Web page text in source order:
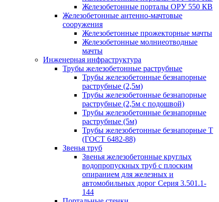
Железобетонные порталы ОРУ 550 КВ
Железобетонные антенно-мачтовые
сооружения
Железобетонные прожекторные мачты
Железобетонные молниеотводные
мачты
Инженерная инфраструктура
Трубы железобетонные раструбные
Трубы железобетонные безнапорные
раструбные (2,5м)
Трубы железобетонные безнапорные
раструбные (2,5м с подошвой)
Трубы железобетонные безнапорные
раструбные (5м)
Трубы железобетонные безнапорные Т
(ГОСТ 6482-88)
Звенья труб
Звенья железобетонные круглых
водопропускных труб с плоским
опиранием для железных и
автомобильных дорог Серия 3.501.1-
144